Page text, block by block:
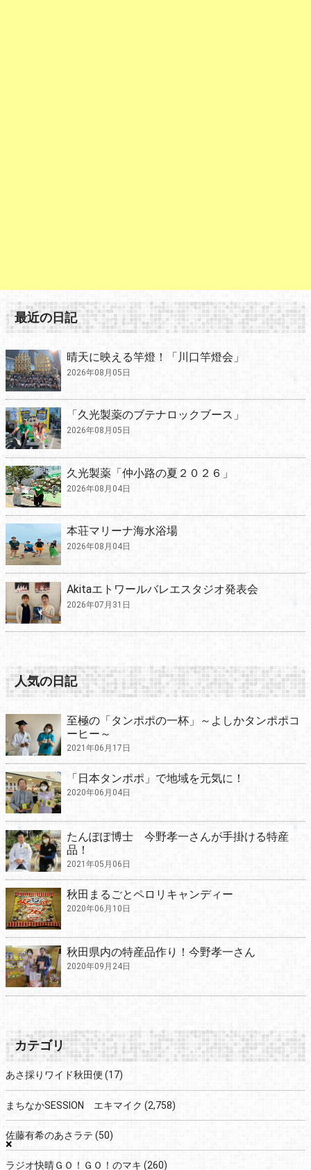
×
最近の日記
晴天に映える竿燈！「川口竿燈会」
2026年08月05日
「久光製薬のブテナロックブース」
2026年08月05日
久光製薬「仲小路の夏２０２６」
2026年08月04日
本荘マリーナ海水浴場
2026年08月04日
Akitaエトワールバレエスタジオ発表会
2026年07月31日
人気の日記
至極の「タンポポの一杯」～よしかタンポポコ
ーヒー～
2021年06月17日
「日本タンポポ」で地域を元気に！
2020年06月04日
たんぽぽ博士 今野孝一さんが手掛ける特産
品！
2021年05月06日
秋田まるごとペロリキャンディー
2020年06月10日
秋田県内の特産品作り！今野孝一さん
2020年09月24日
カテゴリ
あさ採りワイド秋田便 (17)
まちなかSESSION エキマイク (2,758)
佐藤有希のあさラテ (50)
ラジオ快晴ＧＯ！ＧＯ！のマキ (260)